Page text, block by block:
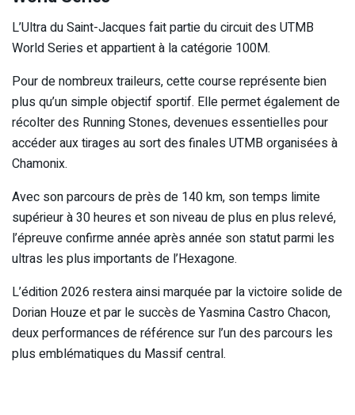
L’Ultra du Saint-Jacques fait partie du circuit des UTMB
World Series et appartient à la catégorie 100M.
Pour de nombreux traileurs, cette course représente bien
plus qu’un simple objectif sportif. Elle permet également de
récolter des Running Stones, devenues essentielles pour
accéder aux tirages au sort des finales UTMB organisées à
Chamonix.
Avec son parcours de près de 140 km, son temps limite
supérieur à 30 heures et son niveau de plus en plus relevé,
l’épreuve confirme année après année son statut parmi les
ultras les plus importants de l’Hexagone.
L’édition 2026 restera ainsi marquée par la victoire solide de
Dorian Houze et par le succès de Yasmina Castro Chacon,
deux performances de référence sur l’un des parcours les
plus emblématiques du Massif central.